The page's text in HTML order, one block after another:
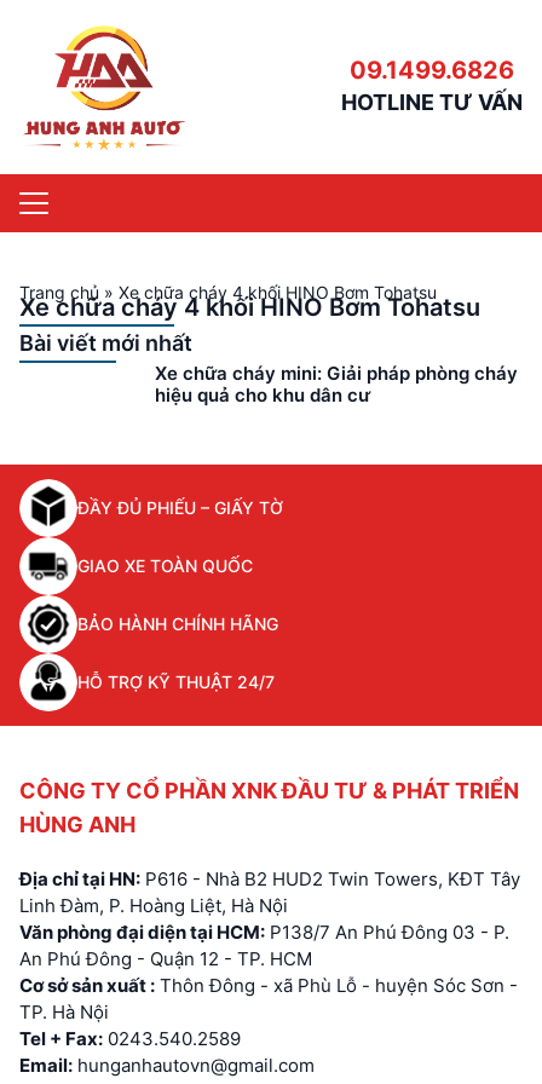
09.1499.6826
HOTLINE TƯ VẤN
Trang chủ » Xe chữa cháy 4 khối HINO Bơm Tohatsu
Xe chữa cháy 4 khối HINO Bơm Tohatsu
Bài viết mới nhất
Xe chữa cháy mini: Giải pháp phòng cháy
hiệu quả cho khu dân cư
ĐẦY ĐỦ PHIẾU – GIẤY TỜ
GIAO XE TOÀN QUỐC
BẢO HÀNH CHÍNH HÃNG
HỖ TRỢ KỸ THUẬT 24/7
CÔNG TY CỔ PHẦN XNK ĐẦU TƯ & PHÁT TRIỂN
HÙNG ANH
Địa chỉ tại HN: P616 - Nhà B2 HUD2 Twin Towers, KĐT Tây
Linh Đàm, P. Hoàng Liệt, Hà Nội
Văn phòng đại diện tại HCM: P138/7 An Phú Đông 03 - P.
An Phú Đông - Quận 12 - TP. HCM
Cơ sở sản xuất : Thôn Đông - xã Phù Lỗ - huyện Sóc Sơn -
TP. Hà Nội
Tel + Fax: 0243.540.2589
Email: hunganhautovn@gmail.com